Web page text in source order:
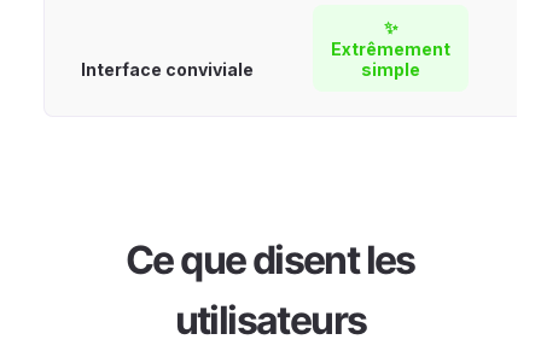
Interface conviviale
✨
Extrêmement
simple
Ce que disent les
utilisateurs